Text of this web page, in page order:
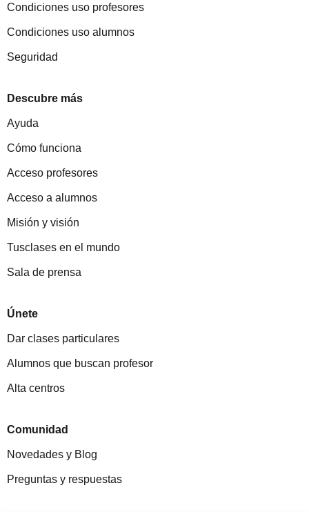
Condiciones uso profesores
Condiciones uso alumnos
Seguridad
Descubre más
Ayuda
Cómo funciona
Acceso profesores
Acceso a alumnos
Misión y visión
Tusclases en el mundo
Sala de prensa
Únete
Dar clases particulares
Alumnos que buscan profesor
Alta centros
Comunidad
Novedades y Blog
Preguntas y respuestas